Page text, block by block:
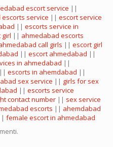
escort service ||
service || escort service
|| escorts service in
|| ahmedabad escorts
call girls || escort girl
|| escort ahmedabad ||
in ahmedabad ||
|| escorts in ahemdabad ||
sex service || girls for sex
|| escorts service
contact number || sex service
escorts || ahemdabad
female escort in ahmedabad